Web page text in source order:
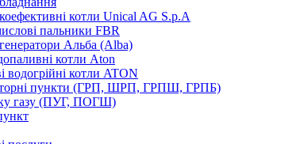
котли Unical AG S.p.A
пальники FBR
Альба (Alba)
котли Aton
водогрійні котли ATON
пункти (ГРП, ШРП, ГРПШ, ГРПБ)
газу (ПУГ, ПОГШ)